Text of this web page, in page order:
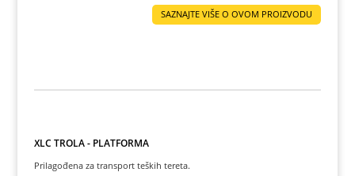
SAZNAJTE VIŠE O OVOM PROIZVODU
XLC TROLA - PLATFORMA
Prilagođena za transport teških tereta.